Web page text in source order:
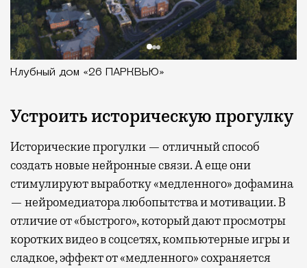
Клубный дом «26 ПАРКВЬЮ»
Устроить историческую прогулку
Исторические прогулки — отличный способ
создать новые нейронные связи. А еще они
стимулируют выработку «медленного» дофамина
— нейромедиатора любопытства и мотивации. В
отличие от «быстрого», который дают просмотры
коротких видео в соцсетях, компьютерные игры и
сладкое, эффект от «медленного» сохраняется